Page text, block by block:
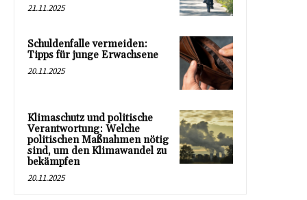
21.11.2025
Schuldenfalle vermeiden:
Tipps für junge Erwachsene
20.11.2025
Klimaschutz und politische
Verantwortung: Welche
politischen Maßnahmen nötig
sind, um den Klimawandel zu
bekämpfen
20.11.2025